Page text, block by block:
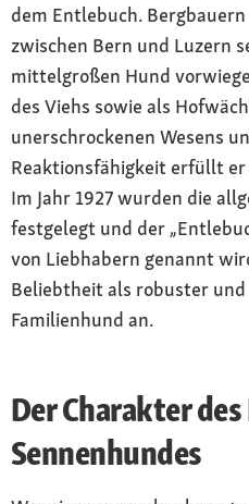
dem Entlebuch.
zwischen Bern und Luzern
mittelgroßen Hund
des Viehs sowie als
unerschrockenen Wesens
Reaktionsfähigkeit erfüllt
Im Jahr 1927 wurden die
festgelegt und der
von Liebhabern genannt
Beliebtheit als robuster
Familienhund an.
Der Charakter
Sennenhundes